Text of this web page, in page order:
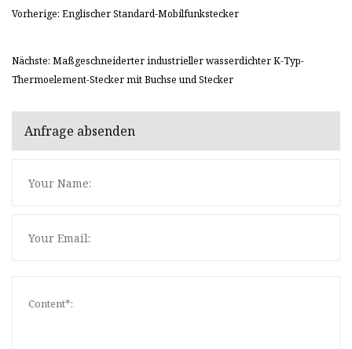
Vorherige: Englischer Standard-Mobilfunkstecker
Nächste: Maßgeschneiderter industrieller wasserdichter K-Typ-
Thermoelement-Stecker mit Buchse und Stecker
Anfrage absenden